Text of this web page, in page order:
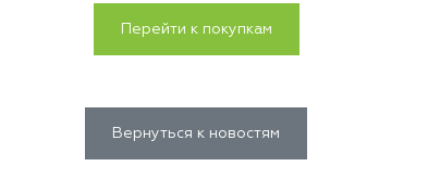
Перейти к покупкам
Вернуться к новостям